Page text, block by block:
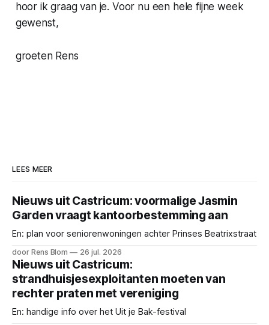
hoor ik graag van je. Voor nu een hele fijne week
gewenst,
groeten Rens
LEES MEER
Nieuws uit Castricum: voormalige Jasmin
Garden vraagt kantoorbestemming aan
En: plan voor seniorenwoningen achter Prinses Beatrixstraat
door Rens Blom 26 jul. 2026
Nieuws uit Castricum:
strandhuisjesexploitanten moeten van
rechter praten met vereniging
En: handige info over het Uit je Bak-festival